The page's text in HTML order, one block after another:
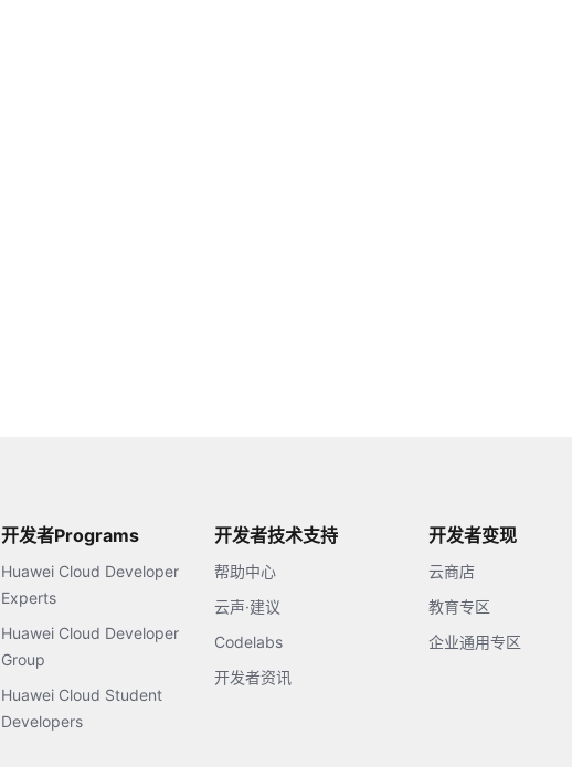
开发者Programs
Huawei Cloud Developer
Experts
Huawei Cloud Developer
Group
Huawei Cloud Student
Developers
开发者技术支持
帮助中心
云声·建议
Codelabs
开发者资讯
开发者变现
云商店
教育专区
企业通用专区